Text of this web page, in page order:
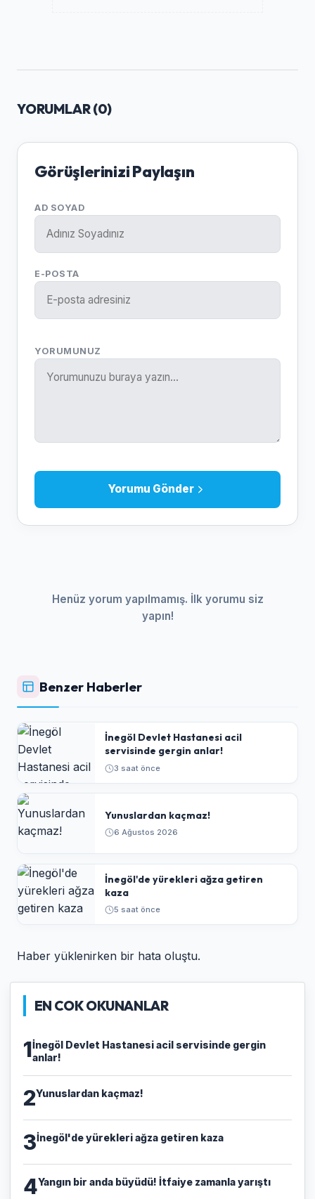
YORUMLAR (0)
Görüşlerinizi Paylaşın
AD SOYAD
E-POSTA
YORUMUNUZ
Yorumu Gönder
Henüz yorum yapılmamış. İlk yorumu siz
yapın!
Benzer Haberler
İnegöl Devlet Hastanesi acil
servisinde gergin anlar!
3 saat önce
Yunuslardan kaçmaz!
6 Ağustos 2026
İnegöl'de yürekleri ağza getiren
kaza
5 saat önce
Haber yüklenirken bir hata oluştu.
EN COK OKUNANLAR
1İnegöl Devlet Hastanesi acil servisinde gergin
anlar!
2Yunuslardan kaçmaz!
3İnegöl'de yürekleri ağza getiren kaza
4Yangın bir anda büyüdü! İtfaiye zamanla yarıştı